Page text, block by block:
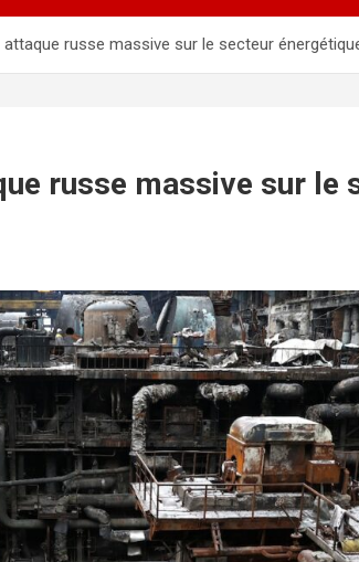
attaque russe massive sur le secteur
russe massive sur le